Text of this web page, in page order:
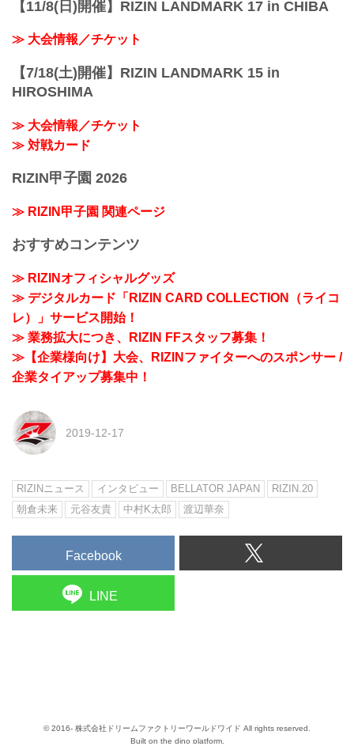
【11/8(日)開催】RIZIN LANDMARK 17 in CHIBA
≫ 大会情報／チケット
【7/18(土)開催】RIZIN LANDMARK 15 in
HIROSHIMA
≫ 大会情報／チケット
≫ 対戦カード
RIZIN甲子園 2026
≫ RIZIN甲子園 関連ページ
おすすめコンテンツ
≫ RIZINオフィシャルグッズ
≫ デジタルカード「RIZIN CARD COLLECTION（ライコ
レ）」サービス開始！
≫ 業務拡大につき、RIZIN FFスタッフ募集！
≫【企業様向け】大会、RIZINファイターへのスポンサー /
企業タイアップ募集中！
2019-12-17
RIZINニュース インタビュー BELLATOR JAPAN
RIZIN.20
朝倉未来
元谷友貴 中村K太郎 渡辺華奈
Facebook
LINE
© 2016- 株式会社ドリームファクトリーワールドワイド All rights reserved.
Built on the dino platform.